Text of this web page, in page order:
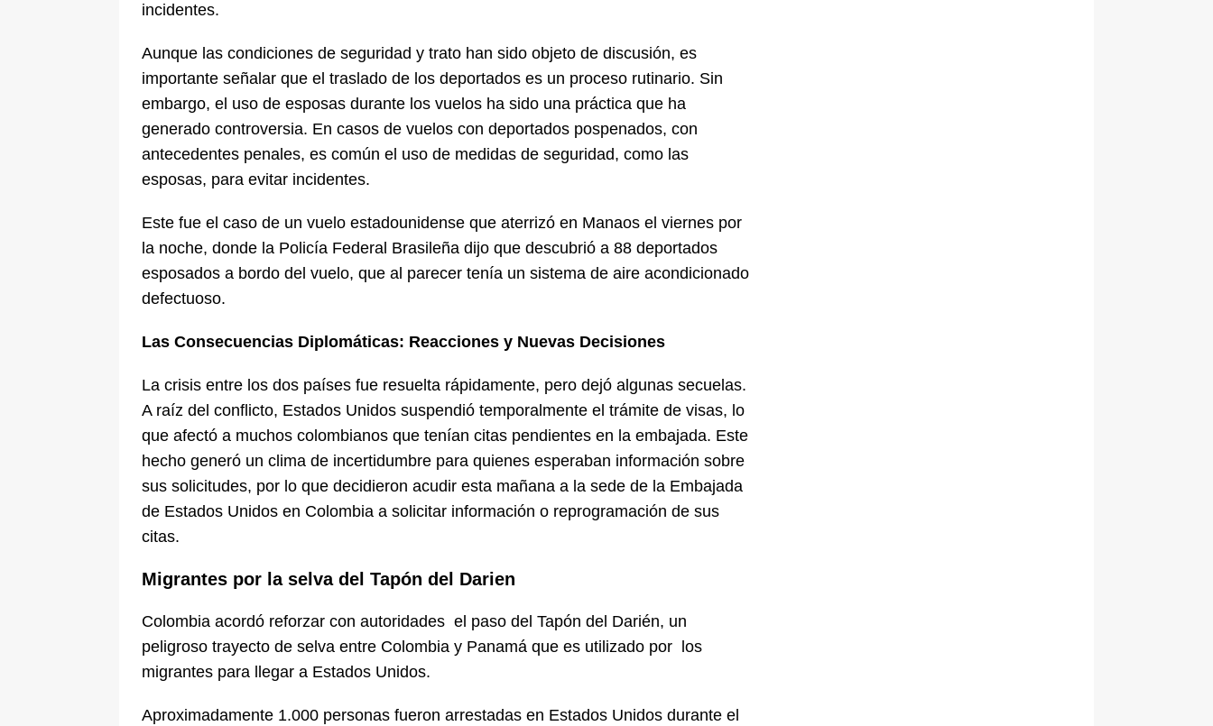
incidentes.
Aunque las condiciones de seguridad y trato han sido objeto de discusión, es
importante señalar que el traslado de los deportados es un proceso rutinario. Sin
embargo, el uso de esposas durante los vuelos ha sido una práctica que ha
generado controversia. En casos de vuelos con deportados pospenados, con
antecedentes penales, es común el uso de medidas de seguridad, como las
esposas, para evitar incidentes.
Este fue el caso de un vuelo estadounidense que aterrizó en Manaos el viernes por
la noche, donde la Policía Federal Brasileña dijo que descubrió a 88 deportados
esposados a bordo del vuelo, que al parecer tenía un sistema de aire acondicionado
defectuoso.
Las Consecuencias Diplomáticas: Reacciones y Nuevas Decisiones
La crisis entre los dos países fue resuelta rápidamente, pero dejó algunas secuelas.
A raíz del conflicto, Estados Unidos suspendió temporalmente el trámite de visas, lo
que afectó a muchos colombianos que tenían citas pendientes en la embajada. Este
hecho generó un clima de incertidumbre para quienes esperaban información sobre
sus solicitudes, por lo que decidieron acudir esta mañana a la sede de la Embajada
de Estados Unidos en Colombia a solicitar información o reprogramación de sus
citas.
Migrantes por la selva del Tapón del Darien
Colombia acordó reforzar con autoridades el paso del Tapón del Darién, un
peligroso trayecto de selva entre Colombia y Panamá que es utilizado por los
migrantes para llegar a Estados Unidos.
Aproximadamente 1.000 personas fueron arrestadas en Estados Unidos durante el